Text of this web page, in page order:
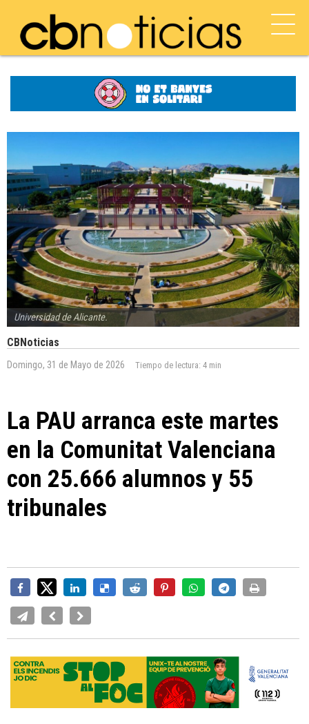
Universidad de Alicante.
CBNoticias
Domingo, 31 de Mayo de 2026 Tiempo de lectura: 4 min
La PAU arranca este martes
en la Comunitat Valenciana
con 25.666 alumnos y 55
tribunales